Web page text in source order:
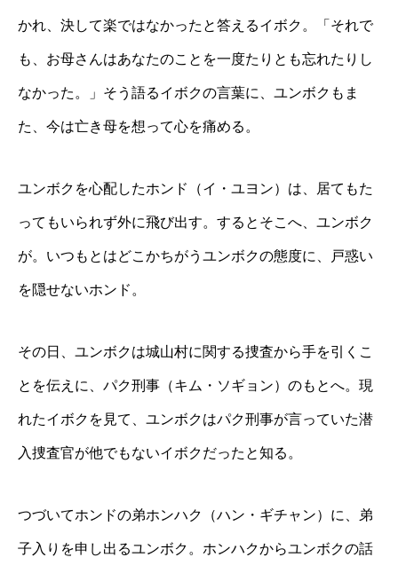
かれ、決して楽ではなかったと答えるイボク。「それで
も、お母さんはあなたのことを一度たりとも忘れたりし
なかった。」そう語るイボクの言葉に、ユンボクもま
た、今は亡き母を想って心を痛める。
ユンボクを心配したホンド（イ・ユヨン）は、居てもた
ってもいられず外に飛び出す。するとそこへ、ユンボク
が。いつもとはどこかちがうユンボクの態度に、戸惑い
を隠せないホンド。
その日、ユンボクは城山村に関する捜査から手を引くこ
とを伝えに、パク刑事（キム・ソギョン）のもとへ。現
れたイボクを見て、ユンボクはパク刑事が言っていた潜
入捜査官が他でもないイボクだったと知る。
つづいてホンドの弟ホンハク（ハン・ギチャン）に、弟
子入りを申し出るユンボク。ホンハクからユンボクの話